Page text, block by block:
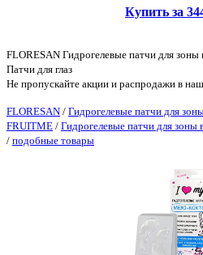
Купить за
FLORESAN Гидрогелевые патчи для
Патчи для глаз
Не пропускайте акции и распродажи в
FLORESAN / Гидрогелевые патчи для
FRUITME / Гидрогелевые патчи для зоны
/ подобные товары